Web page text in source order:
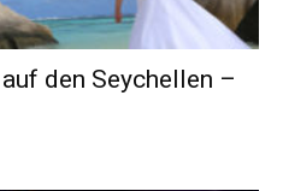
den Seychellen –